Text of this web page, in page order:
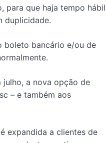
para que haja tempo hábil
duplicidade.
boleto bancário e/ou de
julho, a nova opção de
– e também aos
expandida a clientes de